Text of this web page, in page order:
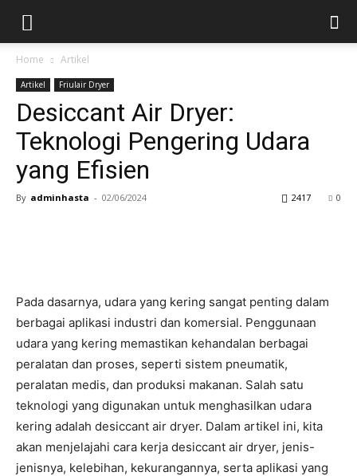
Home Artikel
Artikel Friulair Dryer
Desiccant Air Dryer:
Teknologi Pengering Udara
yang Efisien
By adminhasta - 02/06/2024 0
2417
Pada dasarnya, udara yang kering sangat penting dalam
berbagai aplikasi industri dan komersial. Penggunaan
udara yang kering memastikan kehandalan berbagai
peralatan dan proses, seperti sistem pneumatik,
peralatan medis, dan produksi makanan. Salah satu
teknologi yang digunakan untuk menghasilkan udara
kering adalah desiccant air dryer. Dalam artikel ini, kita
akan menjelajahi cara kerja desiccant air dryer, jenis-
jenisnya, kelebihan, kekurangannya, serta aplikasi yang